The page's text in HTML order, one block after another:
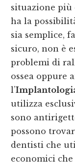
situazione più
ha la
sia semplice,
sicuro, non è
problemi di
ossea oppure
l’
utilizza
sono
possono
dentisti che
economici che